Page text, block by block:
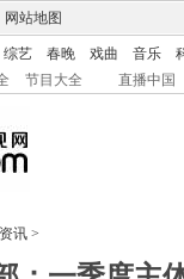
网站地图
综艺 春晚 戏曲 音乐
节目大全 直播中国
资讯 >